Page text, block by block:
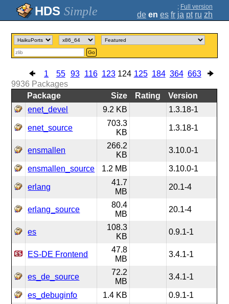
Simple ; Full version
de en es fr ja pt ru zh
Go
1 55 93 116 123 124 125 184 364 663
9936 Packages
Package
Size Rating
Version
enet_devel
9.2 KB 1.3.18-1
enet_source
703.3
KB
1.3.18-1
ensmallen
266.2
KB
3.10.0-1
ensmallen_source 1.2 MB 3.10.0-1
erlang
41.7
MB
20.1-4
erlang_source
80.4
MB
20.1-4
es
108.3
KB
0.9.1-1
ES-DE Frontend
47.8
MB
3.4.1-1
es_de_source
72.2
MB
3.4.1-1
es_debuginfo 1.4 KB 0.9.1-1